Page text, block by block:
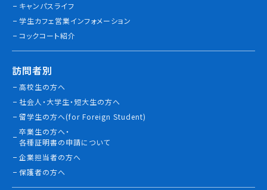
キャンパスライフ
学生カフェ営業インフォメーション
コックコート紹介
訪問者別
高校生の方へ
社会人・大学生・短大生の方へ
留学生の方へ(for Foreign Student)
卒業生の方へ・
各種証明書の申請について
企業担当者の方へ
保護者の方へ